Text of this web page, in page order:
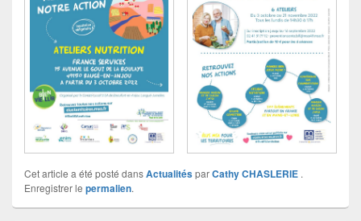
Cet article a été posté dansActualitésparCathy CHASLERIE .
Enregistrer le permalien.